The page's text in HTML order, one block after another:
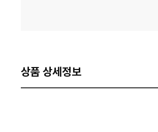
상품 상세정보